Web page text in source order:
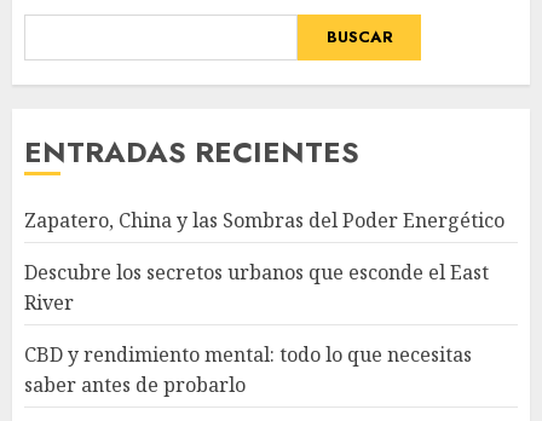
BUSCAR
ENTRADAS RECIENTES
Zapatero, China y las Sombras del Poder Energético
Descubre los secretos urbanos que esconde el East
River
CBD y rendimiento mental: todo lo que necesitas
saber antes de probarlo